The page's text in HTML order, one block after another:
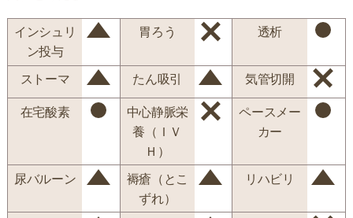
インシュリ
ン投与
胃ろう 透析
ストーマ たん吸引 気管切開
在宅酸素
中心静脈栄
養（ＩＶ
Ｈ）
ペースメー
カー
尿バルーン
褥瘡（とこ
ずれ）
リハビリ